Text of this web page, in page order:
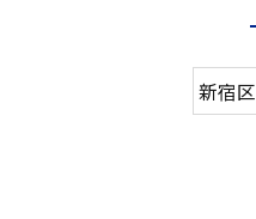
新宿区